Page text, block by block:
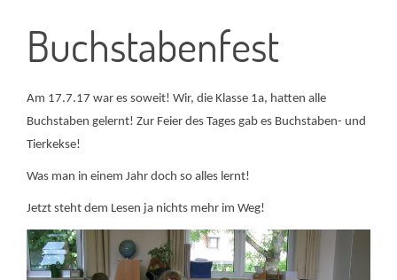
Buchstabenfest
Am 17.7.17 war es soweit! Wir, die Klasse 1a, hatten alle
Buchstaben gelernt! Zur Feier des Tages gab es Buchstaben- und
Tierkekse!
Was man in einem Jahr doch so alles lernt!
Jetzt steht dem Lesen ja nichts mehr im Weg!